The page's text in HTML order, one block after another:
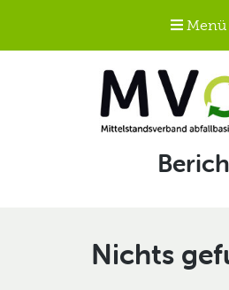
Menü
Nichts